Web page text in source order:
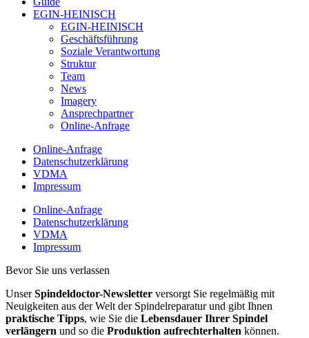
EGIN-HEINISCH
EGIN-HEINISCH
Geschäftsführung
Soziale Verantwortung
Struktur
Team
News
Imagery
Ansprechpartner
Online-Anfrage
Online-Anfrage
Datenschutzerklärung
VDMA
Impressum
Online-Anfrage
Datenschutzerklärung
VDMA
Impressum
Bevor Sie uns verlassen
UnserSpindeldoctor-Newsletter versorgt Sie regelmäßig mit
Neuigkeiten aus der Welt der Spindelreparatur und gibt Ihnen
praktische Tipps, wie Sie die Lebensdauer Ihrer Spindel
verlängern und so die Produktion aufrechterhalten können.